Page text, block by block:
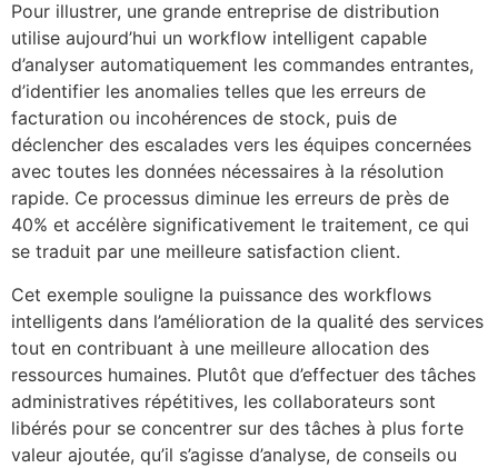
Pour illustrer, une grande entreprise de distribution
utilise aujourd’hui un workflow intelligent capable
d’analyser automatiquement les commandes entrantes,
d’identifier les anomalies telles que les erreurs de
facturation ou incohérences de stock, puis de
déclencher des escalades vers les équipes concernées
avec toutes les données nécessaires à la résolution
rapide. Ce processus diminue les erreurs de près de
40% et accélère significativement le traitement, ce qui
se traduit par une meilleure satisfaction client.
Cet exemple souligne la puissance des workflows
intelligents dans l’amélioration de la qualité des services
tout en contribuant à une meilleure allocation des
ressources humaines. Plutôt que d’effectuer des tâches
administratives répétitives, les collaborateurs sont
libérés pour se concentrer sur des tâches à plus forte
valeur ajoutée, qu’il s’agisse d’analyse, de conseils ou